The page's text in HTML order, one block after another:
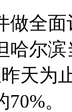
做全
哈尔
天为
。